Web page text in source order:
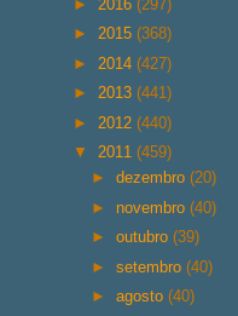
► 2016 (297)
► 2015 (368)
► 2014 (427)
► 2013 (441)
► 2012 (440)
▼ 2011 (459)
►dezembro(20)
► novembro(40)
►outubro(39)
►setembro(40)
►agosto(40)